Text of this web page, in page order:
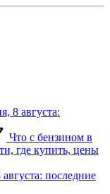
8 августа:
Что с бензином в
где купить, цены
последние